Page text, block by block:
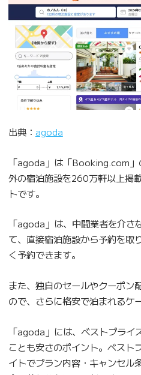
出典： agoda
「agoda」は「Booking.com
外の宿泊施設を260万軒以上掲
トです。
「agoda」は、中間業者を介さ
て、直接宿泊施設から予約を取
く予約できます。
また、独自のセールやクーポン
ので、さらに格安で泊まれるケ
「agoda」には、ベストプライ
ことも安さのポイント。ベスト
イトでプラン内容・キャンセル